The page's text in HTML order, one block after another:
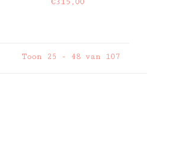
Toon 25 - 48 van 107